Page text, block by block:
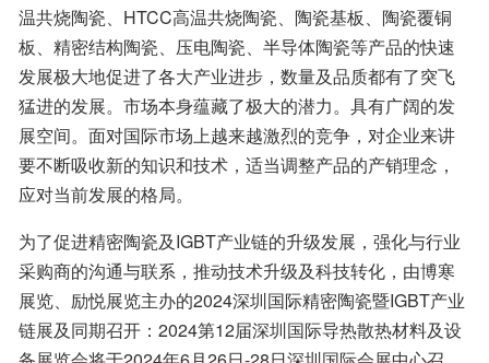
温共烧陶瓷、HTCC高温共烧陶瓷、陶瓷基板、陶瓷覆铜
板、精密结构陶瓷、压电陶瓷、半导体陶瓷等产品的快速
发展极大地促进了各大产业进步，数量及品质都有了突飞
猛进的发展。市场本身蕴藏了极大的潜力。具有广阔的发
展空间。面对国际市场上越来越激烈的竞争，对企业来讲
要不断吸收新的知识和技术，适当调整产品的产销理念，
应对当前发展的格局。
为了促进精密陶瓷及IGBT产业链的升级发展，强化与行业
采购商的沟通与联系，推动技术升级及科技转化，由博寒
展览、励悦展览主办的2024深圳国际精密陶瓷暨IGBT产业
链展及同期召开：2024第12届深圳国际导热散热材料及设